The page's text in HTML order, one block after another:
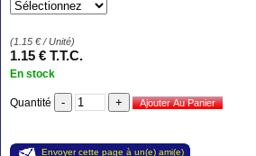
(1.15 €/ Unité)
1.15 € T.T.C.
En stock
Quantité
Envoyer cette page à un(e) ami(e)